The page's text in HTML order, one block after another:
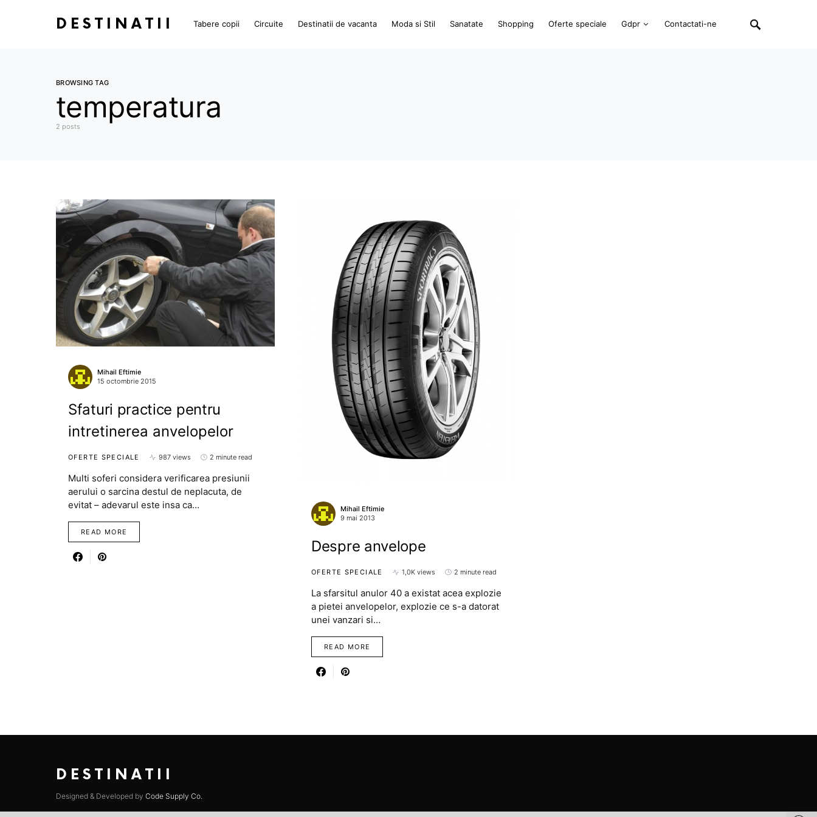
DESTINATII Tabere copii Circuite Destinatii de vacanta Moda si Stil Sanatate Shopping Oferte speciale Gdpr Contactati-ne
BROWSING TAG
temperatura
2 posts
Mihail Eftimie
15 octombrie 2015
Sfaturi practice pentru
intretinerea anvelopelor
OFERTE SPECIALE 987 views 2 minute read
Multi soferi considera verificarea presiunii
aerului o sarcina destul de neplacuta, de
evitat – adevarul este insa ca…
READ MORE
Mihail Eftimie
9 mai 2013
Despre anvelope
OFERTE SPECIALE 1,0K views 2 minute read
La sfarsitul anulor 40 a existat acea explozie
a pietei anvelopelor, explozie ce s-a datorat
unei vanzari si…
READ MORE
DESTINATII
Designed & Developed by Code Supply Co.